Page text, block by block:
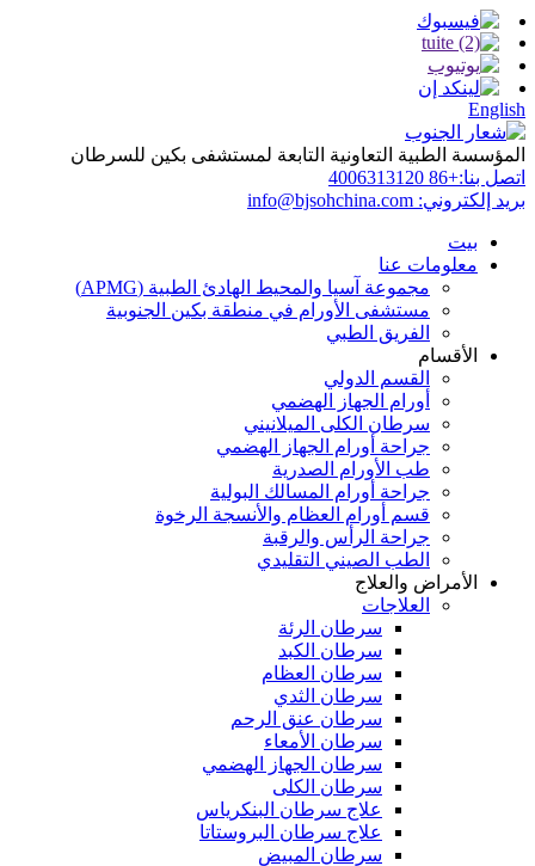
English
المؤسسة الطبية التعاونية التابعة لمستشفى بكين للسرطان
اتصل بنا:+86 4006313120
بريد إلكتروني:
بيت
معلومات عنا
مجموعة آسيا والمحيط الهادئ الطبية (APMG)
مستشفى الأورام في منطقة بكين الجنوبية
الفريق الطبي
الأقسام
القسم الدولي
أورام الجهاز الهضمي
سرطان الكلى الميلانيني
جراحة أورام الجهاز الهضمي
طب الأورام الصدرية
جراحة أورام المسالك البولية
قسم أورام العظام والأنسجة الرخوة
جراحة الرأس والرقبة
الطب الصيني التقليدي
الأمراض والعلاج
العلاجات
سرطان الرئة
سرطان الكبد
سرطان العظام
سرطان الثدي
سرطان عنق الرحم
سرطان الأمعاء
سرطان الجهاز الهضمي
سرطان الكلى
علاج سرطان البنكرياس
علاج سرطان البروستاتا
سرطان المبيض